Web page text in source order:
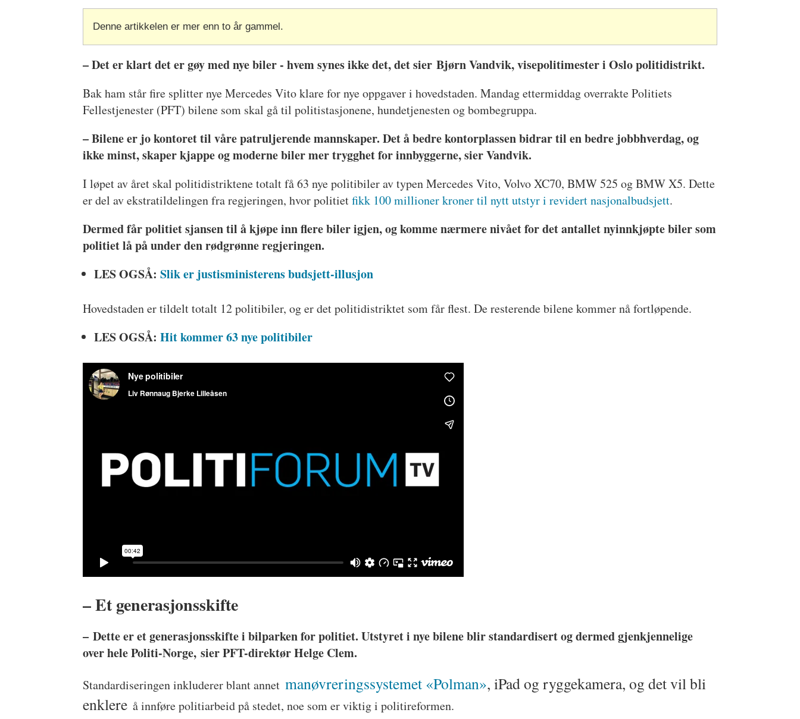
Denne artikkelen er mer enn to år gammel.
– Det er klart det er gøy med nye biler - hvem synes ikke det, det sier Bjørn Vandvik, visepolitimester i Oslo politidistrikt.
Bak ham står fire splitter nye Mercedes Vito klare for nye oppgaver i hovedstaden. Mandag ettermiddag overrakte Politiets
Fellestjenester (PFT) bilene som skal gå til politistasjonene, hundetjenesten og bombegruppa.
– Bilene er jo kontoret til våre patruljerende mannskaper. Det å bedre kontorplassen bidrar til en bedre jobbhverdag, og
ikke minst, skaper kjappe og moderne biler mer trygghet for innbyggerne, sier Vandvik.
I løpet av året skal politidistriktene totalt få 63 nye politibiler av typen Mercedes Vito, Volvo XC70, BMW 525 og BMW X5. Dette
er del av ekstratildelingen fra regjeringen, hvor politietfikk 100 millioner kroner til nytt utstyr i revidert nasjonalbudsjett.
Dermed får politiet sjansen til å kjøpe inn flere biler igjen, og komme nærmere nivået for det antallet nyinnkjøpte biler som
politiet lå på under den rødgrønne regjeringen.
LES OGSÅ:Slik er justisministerens budsjett-illusjon
Hovedstaden er tildelt totalt 12 politibiler, og er det politidistriktet som får flest. De resterende bilene kommer nå fortløpende.
LES OGSÅ:Hit kommer 63 nye politibiler
– Et generasjonsskifte
–Dette er et generasjonsskifte i bilparken for politiet. Utstyret i nye bilene blir standardisert og dermed gjenkjennelige
over hele Politi-Norge,sier PFT-direktør Helge Clem.
Standardiseringen inkluderer blant annet manøvreringssystemet «Polman», iPad og ryggekamera, og det vil bli
enklereå innføre politiarbeid på stedet, noe som er viktig i politireformen.